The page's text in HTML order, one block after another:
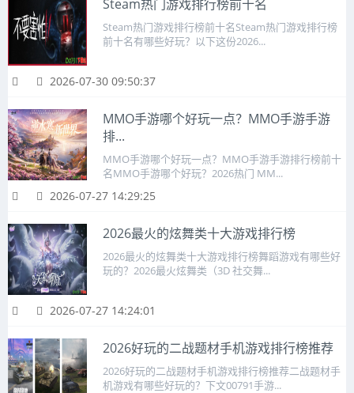
Steam热门游戏排行榜前十名
Steam热门游戏排行榜前十名Steam热门游戏排行榜
前十名有哪些好玩？以下这份2026...
2026-07-30 09:50:37
MMO手游哪个好玩一点？MMO手游手游
排...
MMO手游哪个好玩一点？MMO手游手游排行榜前十
名MMO手游哪个好玩？2026热门 MM...
2026-07-27 14:29:25
2026最火的炫舞类十大游戏排行榜
2026最火的炫舞类十大游戏排行榜舞蹈游戏有哪些好
玩的？2026最火炫舞类（3D 社交舞...
2026-07-27 14:24:01
2026好玩的二战题材手机游戏排行榜推荐
2026好玩的二战题材手机游戏排行榜推荐二战题材手
机游戏有哪些好玩的？下文00791手游...